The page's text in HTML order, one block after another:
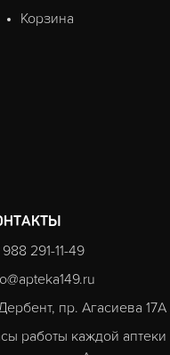
Корзина
988 291-11-49
пр. Агасиева 17А
работы каждой аптеки